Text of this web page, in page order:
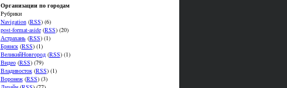
Организации по городам
Рубрики
Navigation(RSS) (6)
post-format-aside(RSS) (20)
Астрахань(RSS) (1)
Брянск(RSS) (1)
ВеликийНовгород(RSS) (1)
Видео(RSS) (79)
Владивосток(RSS) (1)
Воронеж(RSS) (3)